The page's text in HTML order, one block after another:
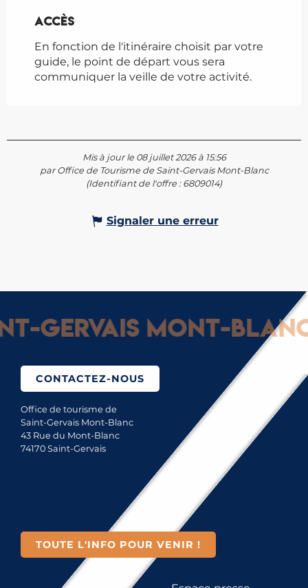
Accès
Accès
En fonction de l'itinéraire choisit par votre
guide, le point de départ vous sera
communiquer la veille de votre activité.
Mis à jour le 08 juillet 2026 à 15:56
par Office de Tourisme de Saint-Gervais Mont-Blanc
(Identifiant de l'offre : 6809014)
Signaler une erreur
Gervais Mont-Blanc :
CONTACTEZ-NOUS
Office de tourisme de
Saint-Gervais Mont-Blanc
43 Rue du Mont-Blanc
74170 Saint-Gervais
TOUTE L'INFO POUR VENIR !